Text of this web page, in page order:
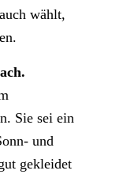
wählt,
Sie sei ein
und
gekleidet